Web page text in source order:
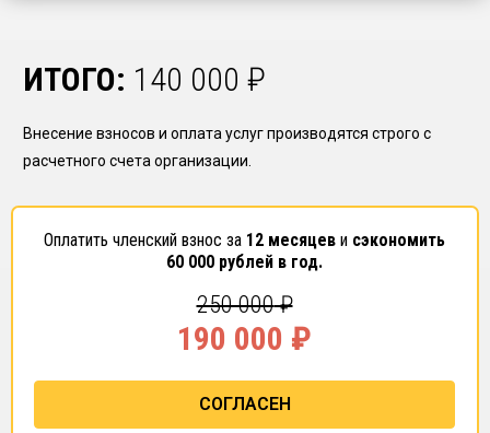
ИТОГО: 140 000 ₽
Внесение взносов и оплата услуг производятся строго с
расчетного счета организации.
Оплатить членский взнос за 12 месяцев и сэкономить
60 000 рублей в год.
250 000₽
190 000 ₽
СОГЛАСЕН